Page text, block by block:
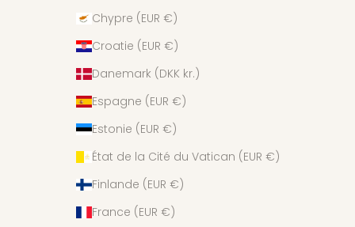
Chypre (EUR €)
Croatie (EUR €)
Danemark (DKK kr.)
Espagne (EUR €)
Estonie (EUR €)
État de la Cité du Vatican (EUR €)
Finlande (EUR €)
France (EUR €)